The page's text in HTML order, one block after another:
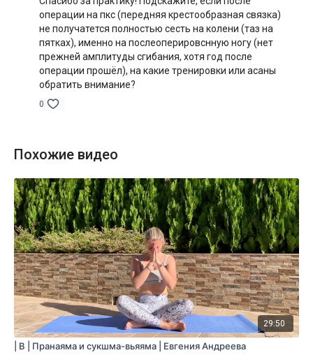
направленности
Оборудование:сложенное плотное одеяло, если вы
выполняете стойку на плечах саламба сарвангасану на
платформе; также может понадобиться блок для йоги для
вирасаны и ремень для гомукхасаны.
Продолжительность:
операции на пкс (передняя крестообразная связка)
не получатется полностью сесть на колени (таз на
пятках), именно на послеоперировснную ногу (нет
прежней амплитуды сгибания, хотя год после
операции прошёл), на какие тренировки или асаны
обратить внимание?
0
Похожие видео
29:50
| B | Пранаяма и сукшма-вьяяма | Евгения Андреева